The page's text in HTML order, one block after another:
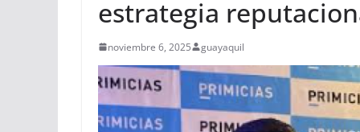
estrategia
noviembre 6, 2025 guayaquil